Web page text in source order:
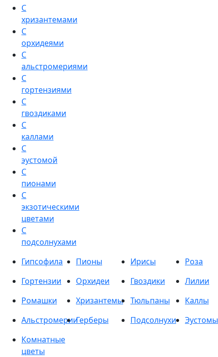
С
хризантемами
С
орхидеями
С
альстромериями
С
гортензиями
С
гвоздиками
С
каллами
С
эустомой
С
пионами
С
экзотическими
цветами
С
подсолнухами
Гипсофила
Пионы Ирисы
Роза
Гортензии
Орхидеи Гвоздики
Лилии
Ромашки
Хризантемы Тюльпаны
Каллы
АльстромерииГерберы Подсолнухи
Эустомы
Комнатные
цветы